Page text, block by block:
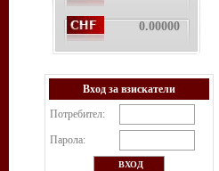
0.00000
Вход за взискатели
Потребител:
Парола: